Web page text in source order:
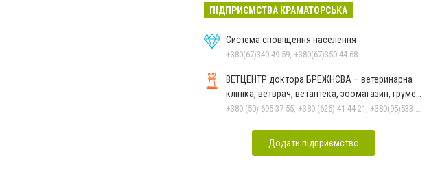
ПІДПРИЄМСТВА КРАМАТОРСЬКА
Система сповіщення населення
+380(67)340-49-59, +380(67)350-44-68
ВЕТЦЕНТР доктора БРЕЖНЄВА – ветеринарна
клініка, ветврач, ветаптека, зоомагазин, грумер,
стрижки.
+380 (50) 695-37-55, +380 (626) 41-44-21, +380(95)533-90-03
Додати підприємство